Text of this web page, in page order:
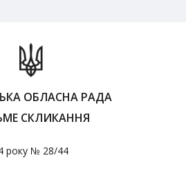
ОБЛАСНА РАДА
СКЛИКАННЯ
року № 28/44